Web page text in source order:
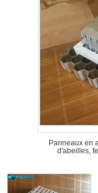
Panneaux en
d'abeilles,